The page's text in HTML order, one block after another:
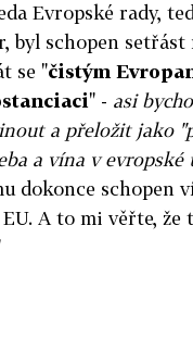
Evropské rady,
byl schopen
se "čistým
" - asi
a přeložit jako
a vína v evropské
dokonce schopen
A to mi věřte, že